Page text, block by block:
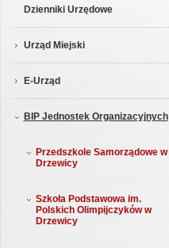
Dzienniki Urzędowe
Urząd Miejski
E-Urząd
BIP Jednostek Organizacyjnych
Przedszkole Samorządowe w
Drzewicy
Szkoła Podstawowa im.
Polskich Olimpijczyków w
Drzewicy